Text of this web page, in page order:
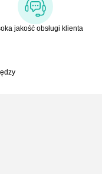
jakość obsługi klienta